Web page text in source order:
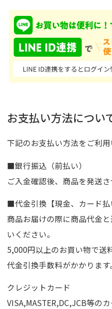
お支払い方法につい
下記のお支払い方法をご利用
■銀行振込（前払い）
ご入金確認後、商品を発送さ
■代金引換【現金、カード払
商品お届けの際に商品代金
いください。
5,000円以上のお買い物で送
代金引換手数料がかかります
クレジットカード
VISA,MASTER,DC,JCB等の